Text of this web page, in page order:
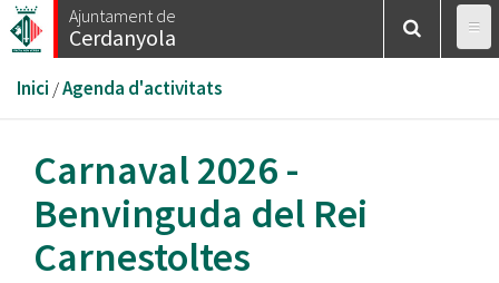
Vés
al
Ajuntament de
Cerdanyola
Esteu
aquí
Inici /Agenda d'activitats
Carnaval 2026 -
Benvinguda del Rei
Carnestoltes